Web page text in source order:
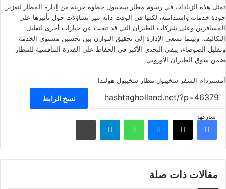
تمثل هذه الزيادات في رسوم مطار سخيبول خطوة جريئة من إدارة المطار لتعزيز
جودة خدماته واستدامته، لكنها في الوقت ذاته تثير تساؤلات حول تأثيرها على
المسافرين وعلى شركات الطيران التي قد تبحث عن خيارات أخرى لتقليل
التكاليف. وبينما تسعى الإدارة إلى تحقيق التوازن بين تحسين مستوى الخدمة
وتقليل الضوضاء، يبقى التحدي الأكبر في الحفاظ على القدرة التنافسية للمطار
ضمن سوق الطيران الأوروبي.
أمستردام السفر سخيبول مطار سخيبول هولندا
نسخ الرابط
شاركهافيسبوك ‫X ماسنجر واتساب تيلقرام مشاركة عبر البريد
مقالات ذات صلة